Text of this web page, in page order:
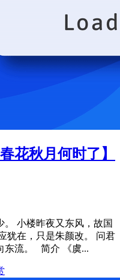
春花秋月何时了】
小楼昨夜又东风，故国
犹在，只是朱颜改。 问君
东流。 简介 《虞...